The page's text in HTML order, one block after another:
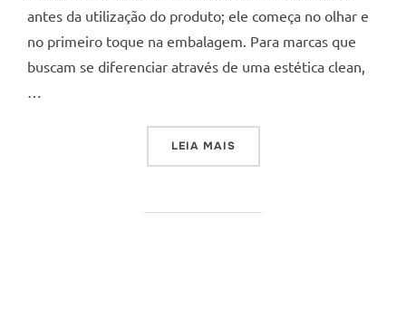
antes da utilização do produto; ele começa no olhar e
no primeiro toque na embalagem. Para marcas que
buscam se diferenciar através de uma estética clean,
LEIA MAIS“VÁLVULAS PARA